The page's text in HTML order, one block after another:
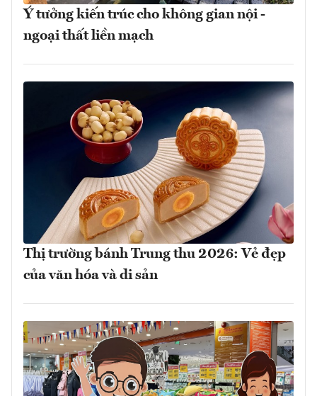
Ý tưởng kiến trúc cho không gian nội -
ngoại thất liền mạch
Thị trường bánh Trung thu 2026: Vẻ đẹp
của văn hóa và di sản